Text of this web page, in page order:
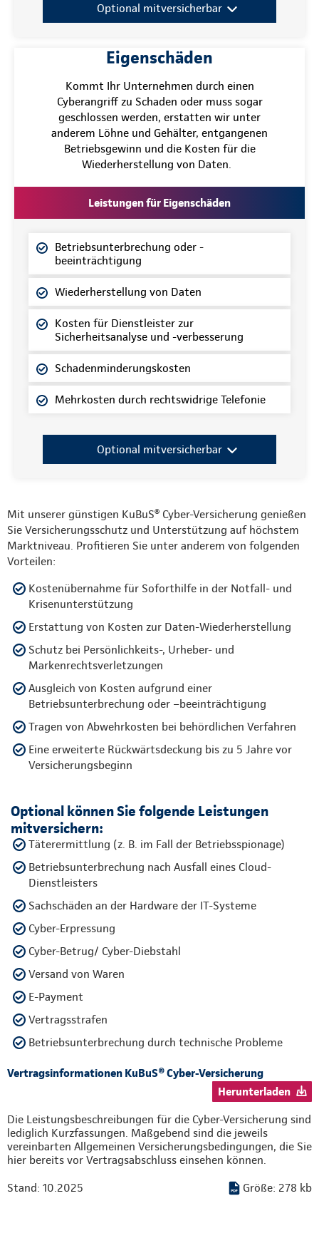
Optional mitversicherbar
Eigenschäden
Kommt Ihr Unternehmen durch einen
Cyberangriff zu Schaden oder muss sogar
geschlossen werden, erstatten wir unter
anderem Löhne und Gehälter, entgangenen
Betriebsgewinn und die Kosten für die
Wiederherstellung von Daten.
Leistungen für Eigenschäden
Betriebsunterbrechung oder -
beeinträchtigung
Wiederherstellung von Daten
Kosten für Dienstleister zur
Sicherheitsanalyse und -verbesserung
Schadenminderungskosten
Mehrkosten durch rechtswidrige Telefonie
Optional mitversicherbar
Mit unserer günstigen KuBuS® Cyber-Versicherung genießen
Sie Versicherungsschutz und Unterstützung auf höchstem
Marktniveau. Profitieren Sie unter anderem von folgenden
Vorteilen:
Kostenübernahme für Soforthilfe in der Notfall- und
Krisenunterstützung
Erstattung von Kosten zur Daten-Wiederherstellung
Schutz bei Persönlichkeits-, Urheber- und
Markenrechtsverletzungen
Ausgleich von Kosten aufgrund einer
Betriebsunterbrechung oder –beeinträchtigung
Tragen von Abwehrkosten bei behördlichen Verfahren
Eine erweiterte Rückwärtsdeckung bis zu 5 Jahre vor
Versicherungsbeginn
Optional können Sie folgende Leistungen
mitversichern:
Täterermittlung (z. B. im Fall der Betriebsspionage)
Betriebsunterbrechung nach Ausfall eines Cloud-
Dienstleisters
Sachschäden an der Hardware der IT-Systeme
Cyber-Erpressung
Cyber-Betrug/ Cyber-Diebstahl
Versand von Waren
E-Payment
Vertragsstrafen
Betriebsunterbrechung durch technische Probleme
Vertragsinformationen KuBuS® Cyber-Versicherung
Herunterladen
Die Leistungsbeschreibungen für die Cyber-Versicherung sind
lediglich Kurzfassungen. Maßgebend sind die jeweils
vereinbarten Allgemeinen Versicherungsbedingungen, die Sie
hier bereits vor Vertragsabschluss einsehen können.
Stand: 10.2025 Größe: 278 kb